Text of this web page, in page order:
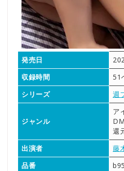
発売日
収録時間
51
シリーズ
週
ジャンル
ア
還
出演者
藤
品番